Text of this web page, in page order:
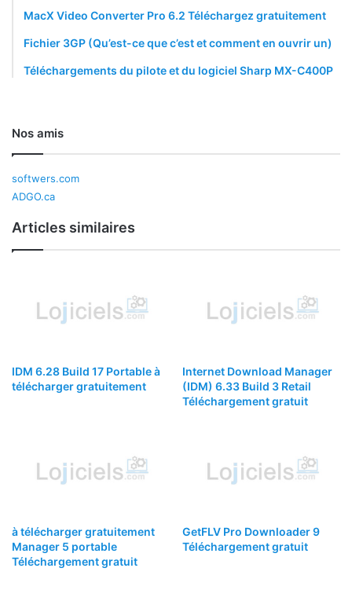
MacX Video Converter Pro 6.2 Téléchargez gratuitement
Fichier 3GP (Qu’est-ce que c’est et comment en ouvrir un)
Téléchargements du pilote et du logiciel Sharp MX-C400P
Nos amis
softwers.com
ADGO.ca
Articles similaires
IDM 6.28 Build 17 Portable à
télécharger gratuitement
Internet Download Manager
(IDM) 6.33 Build 3 Retail
Téléchargement gratuit
à télécharger gratuitement
Manager 5 portable
Téléchargement gratuit
GetFLV Pro Downloader 9
Téléchargement gratuit